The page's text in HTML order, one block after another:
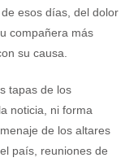
esos días, del dolor
compañera más
su causa.
tapas de los
noticia, ni forma
de los altares
país, reuniones de